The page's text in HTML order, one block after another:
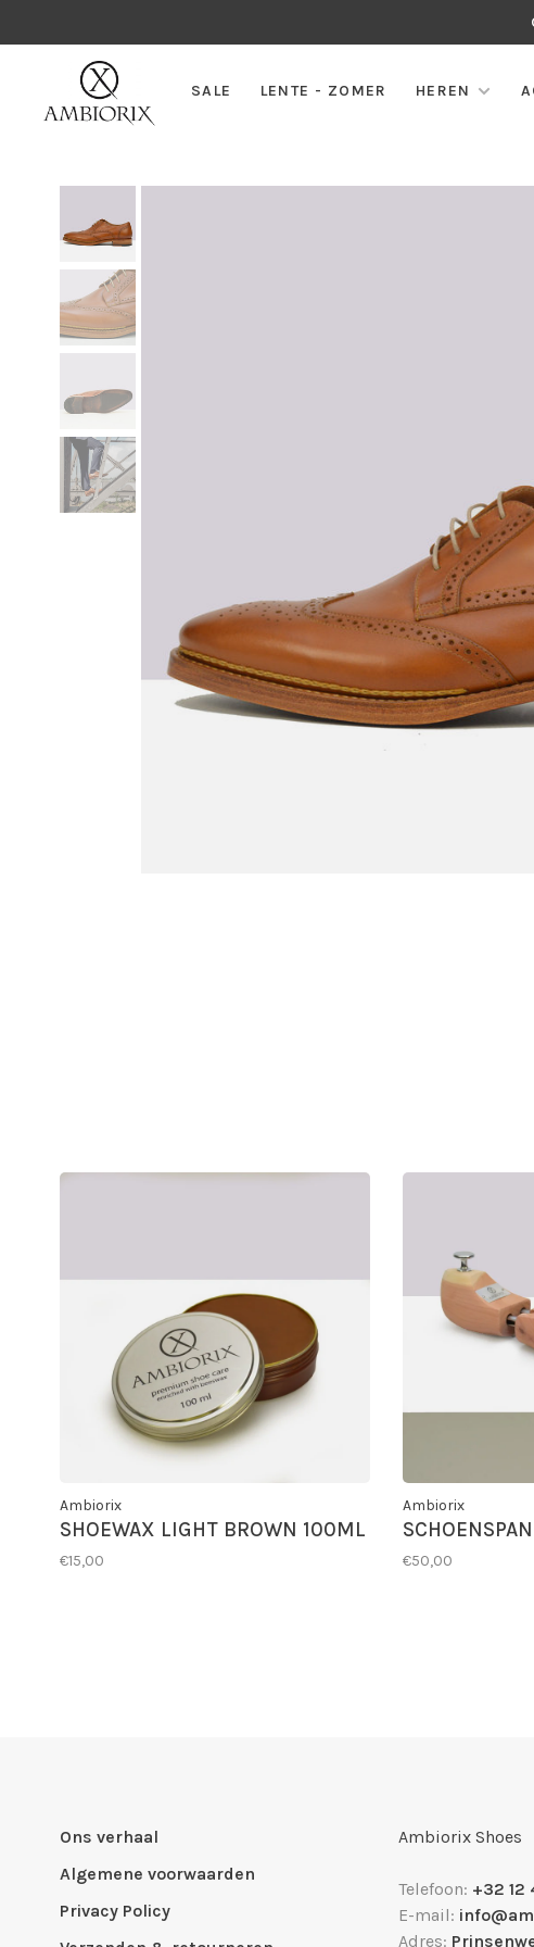
SALE LENTE - ZOMER HEREN
Ambiorix
SHOEWAX LIGHT BROWN 100ML
€15,00
Ambiorix
€50,00
Ons verhaal
Algemene voorwaarden
Privacy Policy
Ambiorix Shoes
Telefoon: +32 12
E-mail:
Adres: